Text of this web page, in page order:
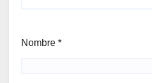
Nombre *